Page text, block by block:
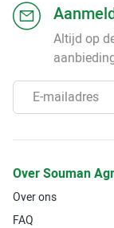
Altijd op
Over Souman
Over ons
FAQ